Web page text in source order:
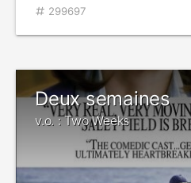
299697
Deux semaines
v.o. : Two Weeks